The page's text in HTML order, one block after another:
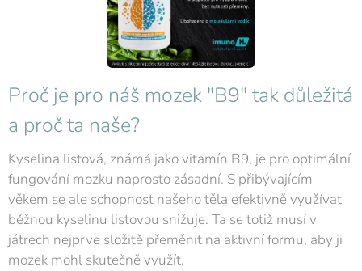
Proč je pro náš mozek "B9" tak důležitá
a proč ta naše?
Kyselina listová, známá jako vitamín B9, je pro optimální
fungování mozku naprosto zásadní. S přibývajícím
věkem se ale schopnost našeho těla efektivně využívat
běžnou kyselinu listovou snižuje. Ta se totiž musí v
játrech nejprve složitě přeměnit na aktivní formu, aby ji
mozek mohl skutečně využít.